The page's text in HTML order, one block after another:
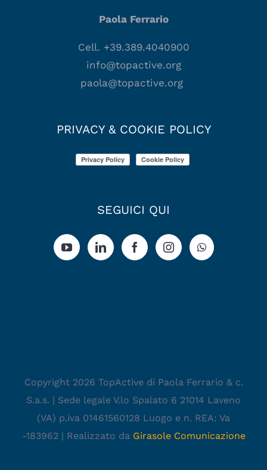
Paola Ferrario
Cell. +39.389.4040900
info@topactive.org
paola@topactive.org
PRIVACY & COOKIE POLICY
SEGUICI QUI
Copyright 2026 TopActive di Paola Ferrario & c.
S.a.s. | Sede legale V.lo Spalato 6 21014 Laveno
(VA) p.iva 01461560128 Luogo e n. REA: Va
-183962 | Realizzato da Girasole Comunicazione